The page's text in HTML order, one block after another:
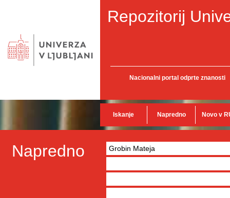
Repozitorij
Nacionalni portal odprte znanosti
Iskanje Napredno Novo v
Napredno